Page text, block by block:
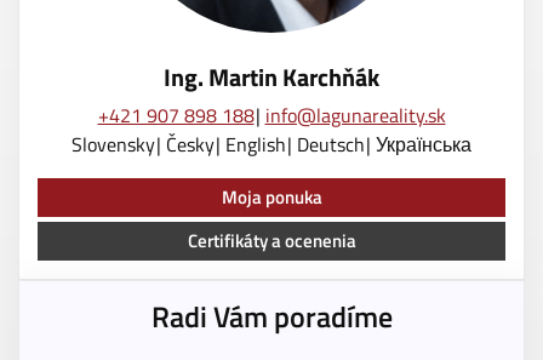
Ing. Martin Karchňák
+421 907 898 188 info@lagunareality.sk
Slovensky Česky English Deutsch Українська
Moja ponuka
Certifikáty a ocenenia
Radi Vám poradíme